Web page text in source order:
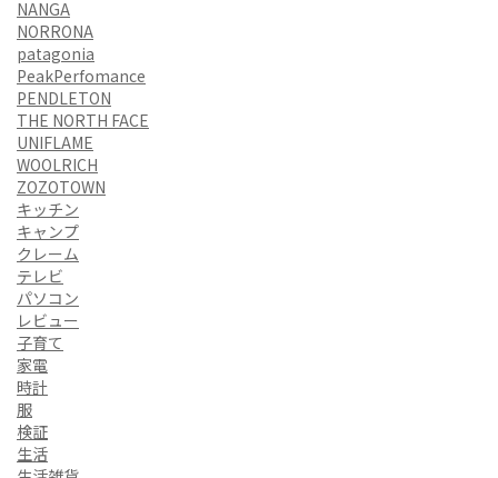
NANGA
NORRONA
patagonia
PeakPerfomance
PENDLETON
THE NORTH FACE
UNIFLAME
WOOLRICH
ZOZOTOWN
キッチン
キャンプ
クレーム
テレビ
パソコン
レビュー
子育て
家電
時計
服
検証
生活